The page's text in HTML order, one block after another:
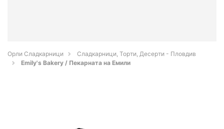
Орли Сладкарници
Сладкарници, Торти, Десерти - Пловдив
Emily's Bakery / Пекарната на Емили